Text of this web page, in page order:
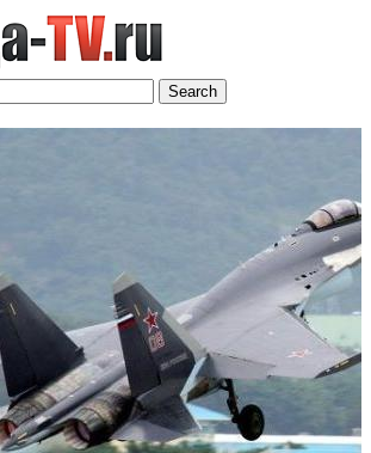
Search